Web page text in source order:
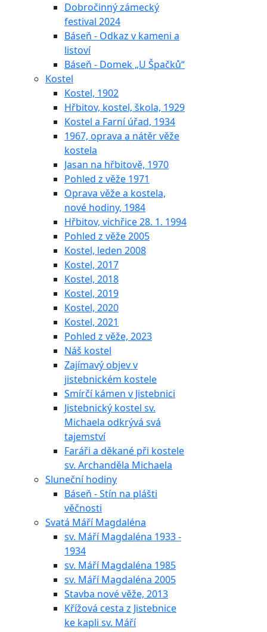
Dobročinný zámecký
festival 2024
Báseň - Odkaz v kameni a
listoví
Báseň - Domek „U Špačků“
Kostel
Kostel, 1902
Hřbitov, kostel, škola, 1929
Kostel a Farní úřad, 1934
1967, oprava a nátěr věže
kostela
Jasan na hřbitově, 1970
Pohled z věže 1971
Oprava věže a kostela,
nové hodiny, 1984
Hřbitov, vichřice 28. 1. 1994
Pohled z věže 2005
Kostel, leden 2008
Kostel, 2017
Kostel, 2018
Kostel, 2019
Kostel, 2020
Kostel, 2021
Pohled z věže, 2023
Náš kostel
Zajímavý objev v
jistebnickém kostele
Smírčí kámen v Jistebnici
Jistebnický kostel sv.
Michaela odkrývá svá
tajemství
Faráři a děkané při kostele
sv. Archanděla Michaela
Sluneční hodiny
Báseň - Stín na plášti
věčnosti
Svatá Máří Magdaléna
sv. Máří Magdaléna 1933 -
1934
sv. Máří Magdaléna 1985
sv. Máří Magdaléna 2005
Stavba nové věže, 2013
Křížová cesta z Jistebnice
ke kapli sv. Máří